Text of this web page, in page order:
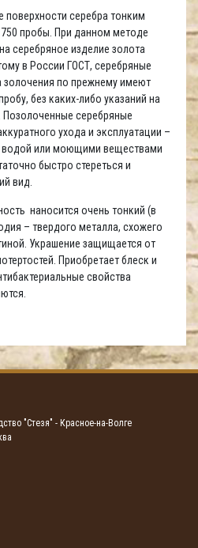
поверхности серебра тонким
пробы. При данном методе
серебряное изделие золота
в России ГОСТ, серебряные
золочения по прежнему имеют
без каких-либо указаний на
Позолоченные серебряные
ухода и эксплуатации –
водой или моющими веществами
быстро стереться и
вид.
наносится очень тонкий (в
– твердого металла, схожего
Украшение защищается от
Приобретает блеск и
свойства
"Стезя" - Красное-на-Волге